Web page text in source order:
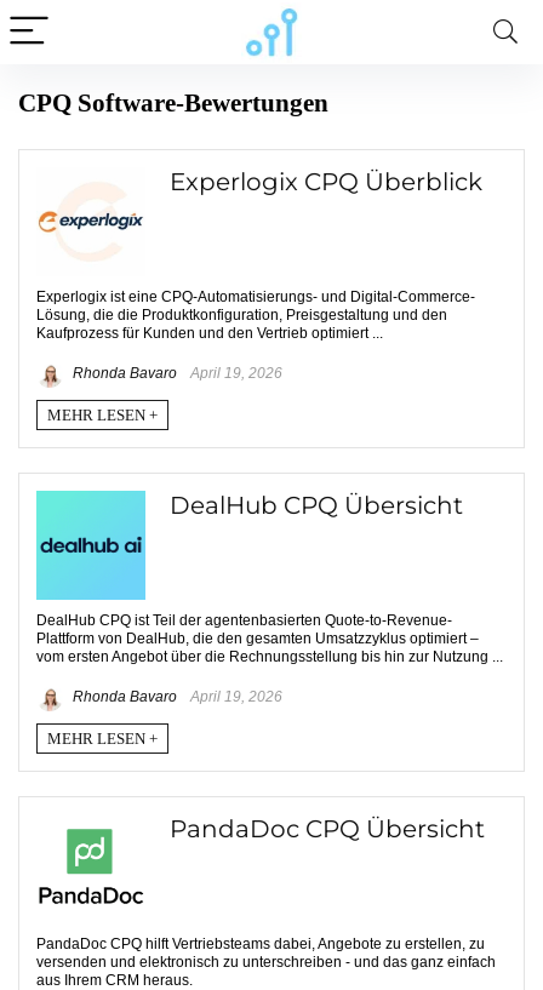
CPQ Software-Bewertungen
Experlogix CPQ Überblick
Experlogix ist eine CPQ-Automatisierungs- und Digital-Commerce-
Lösung, die die Produktkonfiguration, Preisgestaltung und den
Kaufprozess für Kunden und den Vertrieb optimiert ...
Rhonda Bavaro April 19, 2026
MEHR LESEN +
DealHub CPQ Übersicht
DealHub CPQ ist Teil der agentenbasierten Quote-to-Revenue-
Plattform von DealHub, die den gesamten Umsatzzyklus optimiert –
vom ersten Angebot über die Rechnungsstellung bis hin zur Nutzung ...
Rhonda Bavaro April 19, 2026
MEHR LESEN +
PandaDoc CPQ Übersicht
PandaDoc CPQ hilft Vertriebsteams dabei, Angebote zu erstellen, zu
versenden und elektronisch zu unterschreiben - und das ganz einfach
aus Ihrem CRM heraus.